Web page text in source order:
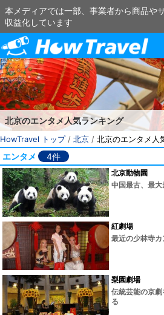
本メディアでは一部、事業者から商品や
収益化しています
北京のエンタメ人気ランキング
HowTravel トップ/ 北京 / 北京のエンタメ人
エンタメ 4件
北京動物園
中国最古、最大
紅劇場
最近の少林寺
梨園劇場
伝統芸能の京
る